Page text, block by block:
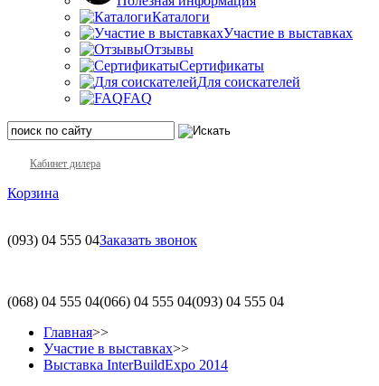
Каталоги
Участие в выставках
Отзывы
Сертификаты
Для соискателей
FAQ
Кабинет дилера
Корзина
(093) 04 555 04Заказать звонок
(068) 04 555 04(066) 04 555 04(093) 04 555 04
Главная>>
Участие в выставках>>
Выставка InterBuildExpo 2014